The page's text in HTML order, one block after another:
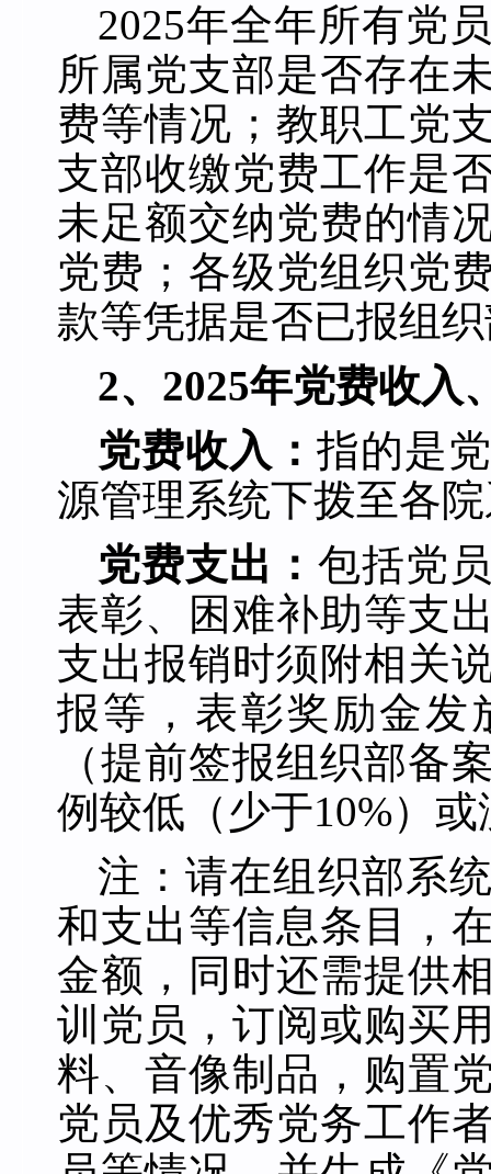
2025年全年所有党
所属党支部是否存在
费等情况； 教职工党
支部收缴党费工作是
未足额交纳党费的情
党费；各级党组织党
款等凭据是否已报组
2、2025年党费收入
党费收入：指的是
源管理系统下拨至各
党费支出： 包括党
表彰、困难补助等支
支出报销时须附相关
报等，表彰奖励金发
（提前签报组织部备
例较低（少于10%）
注：请在组织部系
和支出等信息条目，
金额，同时还需提供
训党员，订阅或购买
料、音像制品，购置
党员及优秀党务工作